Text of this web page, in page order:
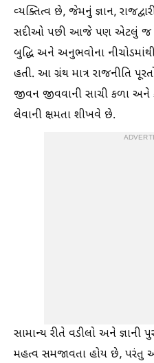
વ્યક્તિત્વ છે, જેમનું જ્ઞાન,
સદીઓ પછી આજે પણ એટલું જ
બુદ્ધિ અને અનુભવોના
હતી. આ ગ્રંથ માત્ર રાજનીતિ
જીવન જીવવાની સાચી કળા અને
લેવાની ક્ષમતા શીખવે છે.
સામાન્ય રીતે વડીલો અને
મહત્વ સમજાવતા હોય છે, પરંતુ